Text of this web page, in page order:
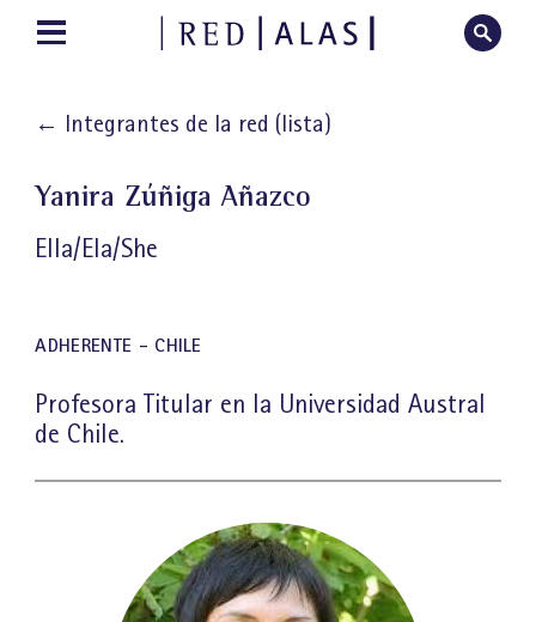
← Integrantes de la red (lista)
Yanira Zúñiga Añazco
Ella/Ela/She
ADHERENTE - CHILE
Profesora Titular en la Universidad Austral
de Chile.